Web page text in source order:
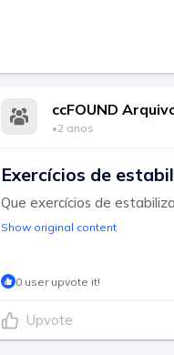
ccFOUND
•2 anos
Exercícios de
Que exercícios de
Show original content
0 user upvote it!
Upvote